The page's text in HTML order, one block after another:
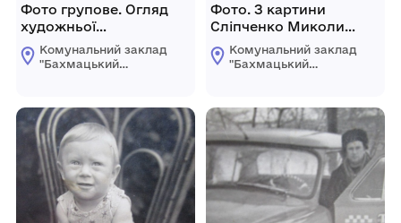
Фото групове. Огляд
художньої
самодіяльності у смт.
Короп.
Комунальний заклад
"Бахмацький
Гнатовича
Яременка"
Бахмацької міської
ради
Фото. З картини
Сліпченко Миколи
Федоровича "Пам'яті
поета М. Бажана".
Комунальний заклад
"Бахмацький
Гнатовича
Яременка"
Бахмацької міської
ради